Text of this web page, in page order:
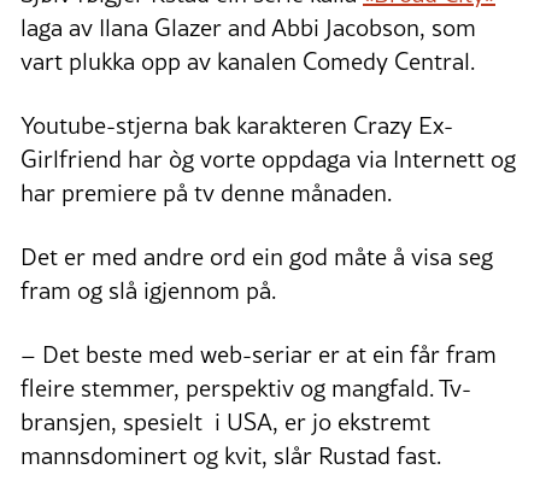
laga av Ilana Glazer and Abbi Jacobson, som
vart plukka opp av kanalen Comedy Central.
Youtube-stjerna bak karakteren Crazy Ex-
Girlfriend har òg vorte oppdaga via Internett og
har premiere på tv denne månaden.
Det er med andre ord ein god måte å visa seg
fram og slå igjennom på.
– Det beste med web-seriar er at ein får fram
fleire stemmer, perspektiv og mangfald. Tv-
bransjen, spesielt i USA, er jo ekstremt
mannsdominert og kvit, slår Rustad fast.